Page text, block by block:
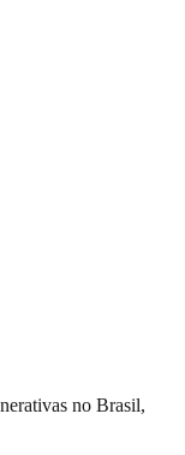
no Brasil,